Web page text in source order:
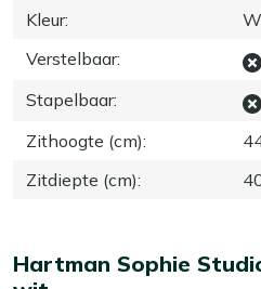
Kleur:
Verstelbaar:
Stapelbaar:
Zithoogte (cm):
Zitdiepte (cm):
Hartman Sophie